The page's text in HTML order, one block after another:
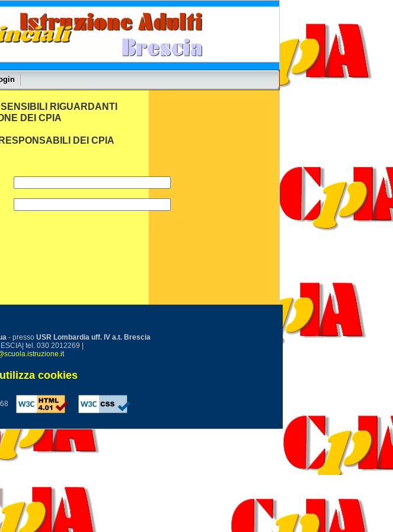
RIGUARDANTI
DEI CPIA
DEI CPIA
- presso USR Lombardia uff. IV a.t. Brescia
tel. 030 2012269 |
cookies